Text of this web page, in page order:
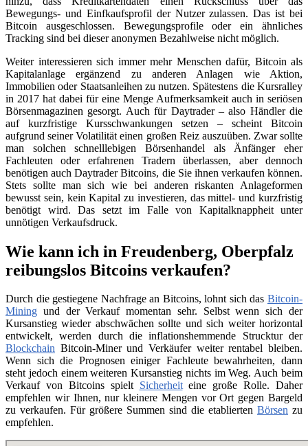
Bewegungs- und Einfkaufsprofil der Nutzer zulassen. Das ist bei
Bitcoin ausgeschlossen. Bewegungsprofile oder ein ähnliches
Tracking sind bei dieser anonymen Bezahlweise nicht möglich.
Weiter interessieren sich immer mehr Menschen dafür, Bitcoin als
Kapitalanlage ergänzend zu anderen Anlagen wie Aktion,
Immobilien oder Staatsanleihen zu nutzen. Spätestens die Kursralley
in 2017 hat dabei für eine Menge Aufmerksamkeit auch in seriösen
Börsenmagazinen gesorgt. Auch für Daytrader – also Händler die
auf kurzfristige Kursschwankungen setzen – scheint Bitcoin
aufgrund seiner Volatilität einen großen Reiz auszuüben. Zwar sollte
man solchen schnelllebigen Börsenhandel als Änfänger eher
Fachleuten oder erfahrenen Tradern überlassen, aber dennoch
benötigen auch Daytrader Bitcoins, die Sie ihnen verkaufen können.
Stets sollte man sich wie bei anderen riskanten Anlageformen
bewusst sein, kein Kapital zu investieren, das mittel- und kurzfristig
benötigt wird. Das setzt im Falle von Kapitalknappheit unter
unnötigen Verkaufsdruck.
Wie kann ich in Freudenberg, Oberpfalz
reibungslos Bitcoins verkaufen?
Durch die gestiegene Nachfrage an Bitcoins, lohnt sich das Bitcoin-
Mining und der Verkauf momentan sehr. Selbst wenn sich der
Kursanstieg wieder abschwächen sollte und sich weiter horizontal
entwickelt, werden durch die inflationshemmende Strucktur der
Blockchain Bitcoin-Miner und Verkäufer weiter rentabel bleiben.
Wenn sich die Prognosen einiger Fachleute bewahrheiten, dann
steht jedoch einem weiteren Kursanstieg nichts im Weg. Auch beim
Verkauf von Bitcoins spielt Sicherheiteine große Rolle. Daher
empfehlen wir Ihnen, nur kleinere Mengen vor Ort gegen Bargeld
zu verkaufen. Für größere Summen sind die etablierten Börsen zu
empfehlen.